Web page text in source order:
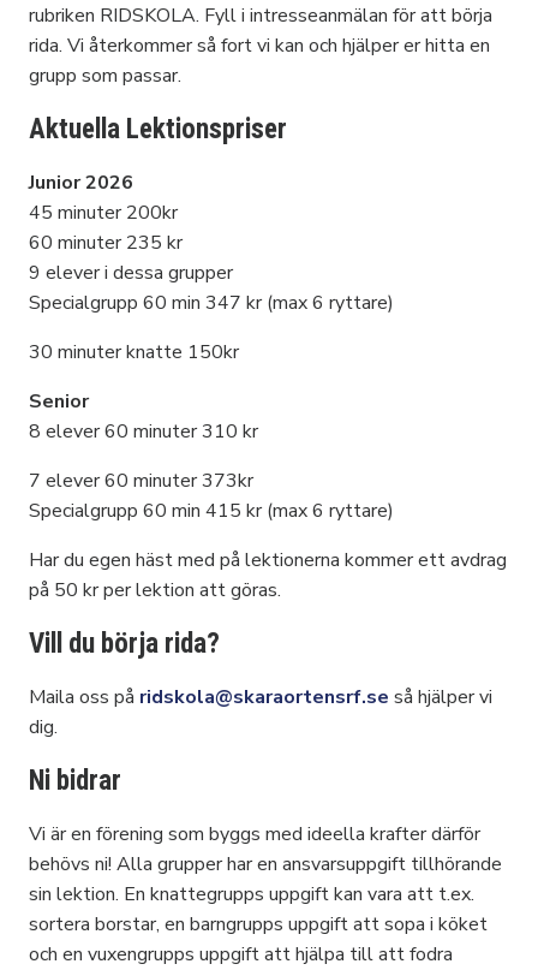
rubriken RIDSKOLA. Fyll i intresseanmälan för att börja
rida. Vi återkommer så fort vi kan och hjälper er hitta en
grupp som passar.
Aktuella Lektionspriser
Junior2026
45 minuter 200kr
60 minuter 235 kr
9 elever i dessa grupper
Specialgrupp 60 min 347 kr (max 6 ryttare)
30 minuter knatte 150kr
Senior
8 elever 60 minuter 310 kr
7 elever 60 minuter 373kr
Specialgrupp 60 min 415 kr (max 6 ryttare)
Har du egen häst med på lektionerna kommer ett avdrag
på 50 kr per lektion att göras.
Vill du börja rida?
Maila oss på ridskola@skaraortensrf.se så hjälper vi
dig.
Ni bidrar
Vi är en förening som byggs med ideella krafter därför
behövs ni! Alla grupper har en ansvarsuppgift tillhörande
sin lektion. En knattegrupps uppgift kan vara att t.ex.
sortera borstar, en barngrupps uppgift att sopa i köket
och en vuxengrupps uppgift att hjälpa till att fodra